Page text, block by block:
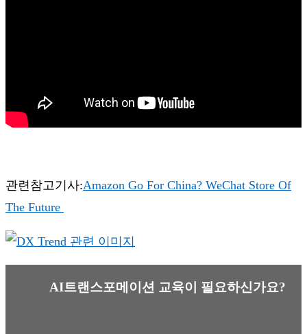
관련참고기사:Amazon Go For China? WeChat Store Of
The Future
AI트랜스포메이션 교육이 필요하신가요?